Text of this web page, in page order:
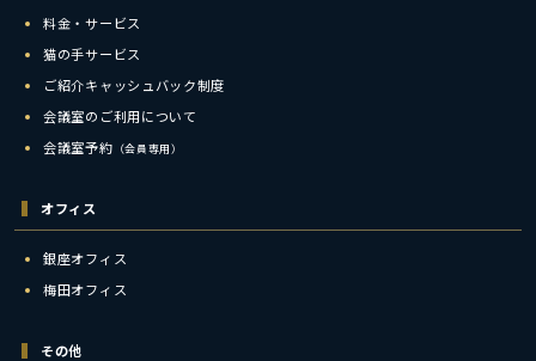
料金・サービス
猫の手サービス
ご紹介キャッシュバック制度
会議室のご利用について
会議室予約 （会員専用）
オフィス
銀座オフィス
梅田オフィス
その他